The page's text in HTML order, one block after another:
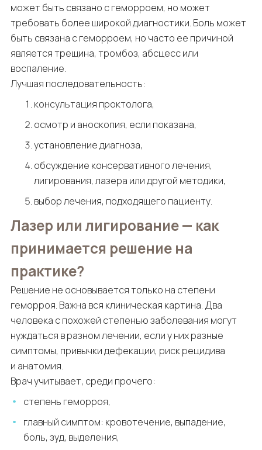
может быть связано с геморроем, но может
требовать более широкой диагностики. Боль может
быть связана с геморроем, но часто ее причиной
является трещина, тромбоз, абсцесс или
воспаление.
Лучшая последовательность:
консультация проктолога,
осмотр и аноскопия, если показана,
установление диагноза,
обсуждение консервативного лечения,
лигирования, лазера или другой методики,
выбор лечения, подходящего пациенту.
Лазер или лигирование — как
принимается решение на
практике?
Решение не основывается только на степени
геморроя. Важна вся клиническая картина. Два
человека с похожей степенью заболевания могут
нуждаться в разном лечении, если у них разные
симптомы, привычки дефекации, риск рецидива
и анатомия.
Врач учитывает, среди прочего:
степень геморроя,
главный симптом: кровотечение, выпадение,
боль, зуд, выделения,